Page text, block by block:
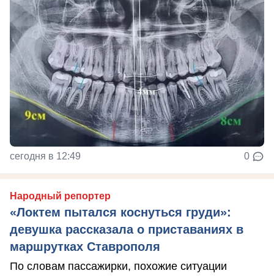
сегодня в 12:49 0
Народный репортер
«Локтем пытался коснуться груди»:
девушка рассказала о приставаниях в
маршрутках Ставрополя
По словам пассажирки, похожие ситуации